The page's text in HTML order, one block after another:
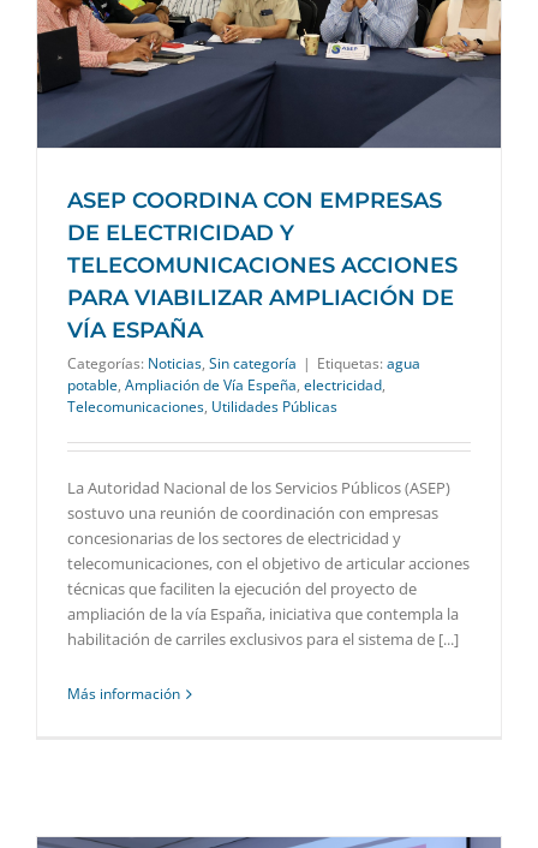
ASEP COORDINA CON EMPRESAS
DE ELECTRICIDAD Y
TELECOMUNICACIONES ACCIONES
PARA VIABILIZAR AMPLIACIÓN DE
VÍA ESPAÑA
Categorías: Noticias, Sin categoría | Etiquetas: agua
potable, Ampliación de Vía Espeña, electricidad,
Telecomunicaciones, Utilidades Públicas
La Autoridad Nacional de los Servicios Públicos (ASEP)
sostuvo una reunión de coordinación con empresas
concesionarias de los sectores de electricidad y
telecomunicaciones, con el objetivo de articular acciones
técnicas que faciliten la ejecución del proyecto de
ampliación de la vía España, iniciativa que contempla la
habilitación de carriles exclusivos para el sistema de [...]
Más información